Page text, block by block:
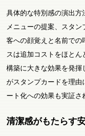
具体的な特別感の演出方
メニューの提案、スタ
客への顔覚えと名前で
スは追加コストをほと
構築に大きな効果を発
がスタンプカードを理
ート化への効果も実証さ
清潔感がもたらす